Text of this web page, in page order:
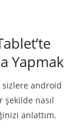
Yapmak
sizlere android
nasıl
anlattım.